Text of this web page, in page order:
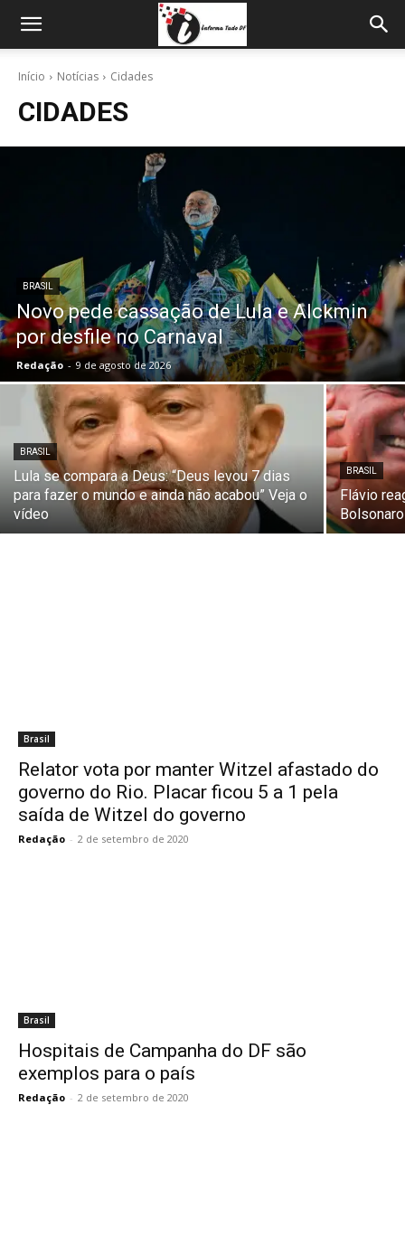
Início Notícias Cidades
CIDADES
BRASIL
Novo pede cassação de Lula e Alckmin
por desfile no Carnaval
Redação - 9 de agosto de 2026
BRASIL
Lula se compara a Deus: “Deus levou 7 dias
para fazer o mundo e ainda não acabou” Veja o
vídeo
BRASIL
Flávio
Brasil
Relator vota por manter Witzel afastado do
governo do Rio. Placar ficou 5 a 1 pela
saída de Witzel do governo
Redação - 2 de setembro de 2020
Brasil
Hospitais de Campanha do DF são
exemplos para o país
Redação - 2 de setembro de 2020